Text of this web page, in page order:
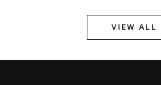
VIEW ALL